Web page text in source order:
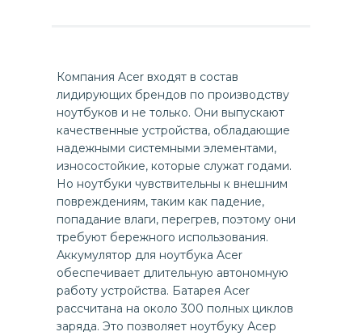
Компания Acer входят в состав
лидирующих брендов по производству
ноутбуков и не только. Они выпускают
качественные устройства, обладающие
надежными системными элементами,
износостойкие, которые служат годами.
Но ноутбуки чувствительны к внешним
повреждениям, таким как падение,
попадание влаги, перегрев, поэтому они
требуют бережного использования.
Аккумулятор для ноутбука Acer
обеспечивает длительную автономную
работу устройства. Батарея Acer
рассчитана на около 300 полных циклов
заряда. Это позволяет ноутбуку Асер